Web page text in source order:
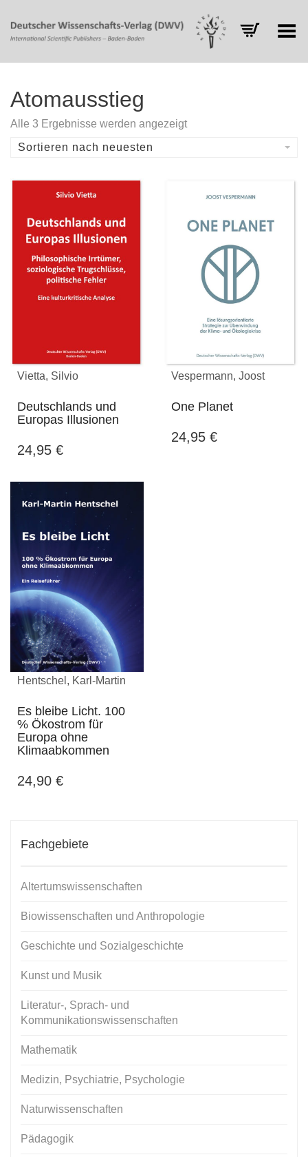
Toggle Menu
Atomausstieg
Alle 3 Ergebnisse werden angezeigtNach
Sortieren nach neuesten
Vietta, Silvio
Deutschlands und
Europas Illusionen
24,95 €
Vespermann, Joost
One Planet
24,95 €
Hentschel, Karl-Martin
Es bleibe Licht. 100
% Ökostrom für
Europa ohne
Klimaabkommen
24,90 €
Fachgebiete
Altertumswissenschaften
Biowissenschaften und Anthropologie
Geschichte und Sozialgeschichte
Kunst und Musik
Literatur-, Sprach- und
Kommunikationswissenschaften
Mathematik
Medizin, Psychiatrie, Psychologie
Naturwissenschaften
Pädagogik